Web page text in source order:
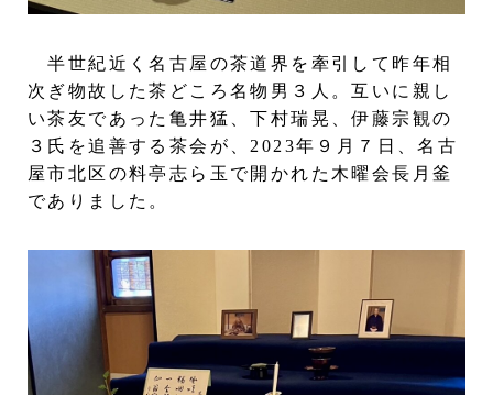
半世紀近く名古屋の茶道界を牽引して昨年相
次ぎ物故した茶どころ名物男３人。互いに親し
い茶友であった亀井猛、下村瑞晃、伊藤宗観の
３氏を追善する茶会が、2023年９月７日、名古
屋市北区の料亭志ら玉で開かれた木曜会長月釜
でありました。